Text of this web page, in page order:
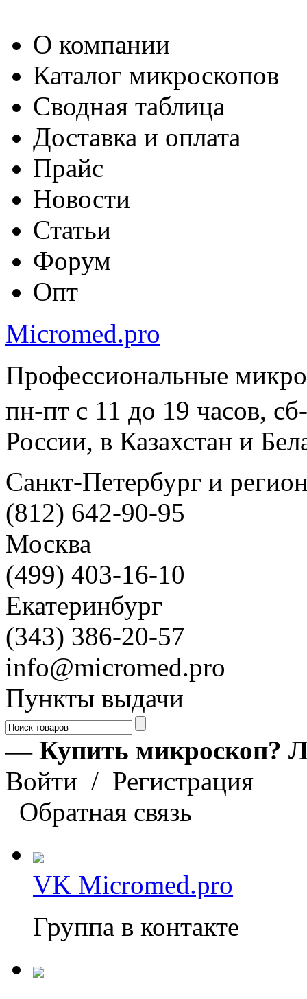
О компании
Каталог микроскопов
Сводная таблица
Доставка и оплата
Прайс
Новости
Статьи
Форум
Опт
Micromed.pro
Профессиональные
пн-пт с 11 до 19 часов,
России, в Казахстан и
Санкт-Петербург и
(812) 642-90-95
Москва
(499) 403-16-10
Екатеринбург
(343) 386-20-57
info@micromed.pro
Пункты выдачи
— Купить микроскоп?
Войти / Регистрация
Обратная связь
VK Micromed.pro
Группа в контакте